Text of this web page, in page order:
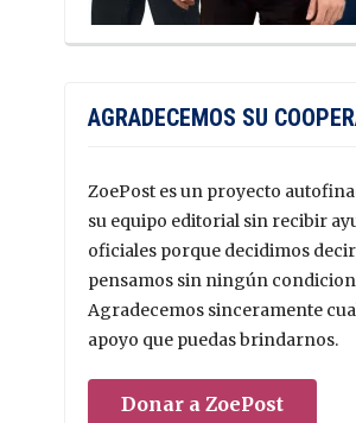
AGRADECEMOS SU
ZoePost es un proyecto
su equipo editorial sin recibir
oficiales porque decidimos
pensamos sin ningún
Agradecemos sinceramente
apoyo que puedas brindarnos.
Donar a ZoePost